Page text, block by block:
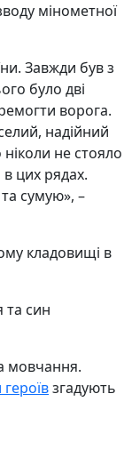
мінометної
Завжди був з
було дві
ворога.
надійний
не стояло
цих рядах.
сумую», –
кладовищі в
та син
мовчання.
згадують